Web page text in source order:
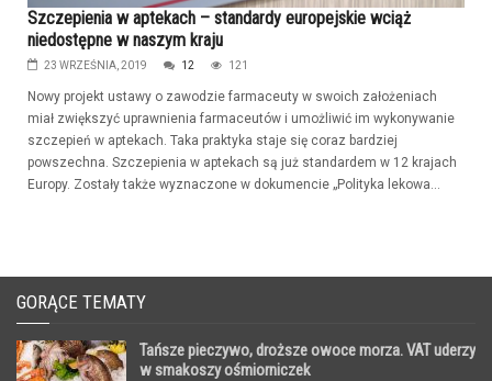
Szczepienia w aptekach – standardy europejskie wciąż
niedostępne w naszym kraju
23 WRZEŚNIA, 2019 12 121
Nowy projekt ustawy o zawodzie farmaceuty w swoich założeniach
miał zwiększyć uprawnienia farmaceutów i umożliwić im wykonywanie
szczepień w aptekach. Taka praktyka staje się coraz bardziej
powszechna. Szczepienia w aptekach są już standardem w 12 krajach
Europy. Zostały także wyznaczone w dokumencie „Polityka lekowa...
GORĄCE TEMATY
Tańsze pieczywo, droższe owoce morza. VAT uderzy
w smakoszy ośmiorniczek